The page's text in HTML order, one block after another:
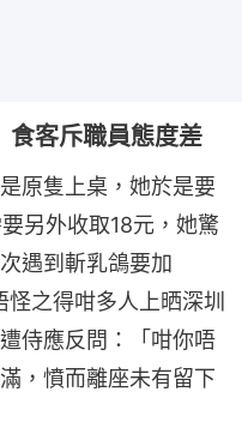
客斥職員態度差
原隻上桌，她於是要
另外收取18元，她驚
遇到斬乳鴿要加
之得咁多人上晒深圳
侍應反問：「咁你唔
，憤而離座未有留下